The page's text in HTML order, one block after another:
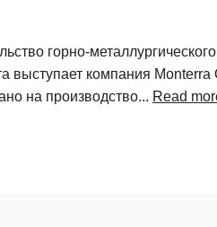
горно-
выступает компания
на производство... Read